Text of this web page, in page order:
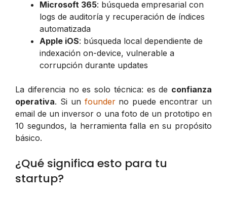
Microsoft 365: búsqueda empresarial con
logs de auditoría y recuperación de índices
automatizada
Apple iOS: búsqueda local dependiente de
indexación on-device, vulnerable a
corrupción durante updates
La diferencia no es solo técnica: es de confianza
operativa. Si un founderno puede encontrar un
email de un inversor o una foto de un prototipo en
10 segundos, la herramienta falla en su propósito
básico.
¿Qué significa esto para tu
startup?